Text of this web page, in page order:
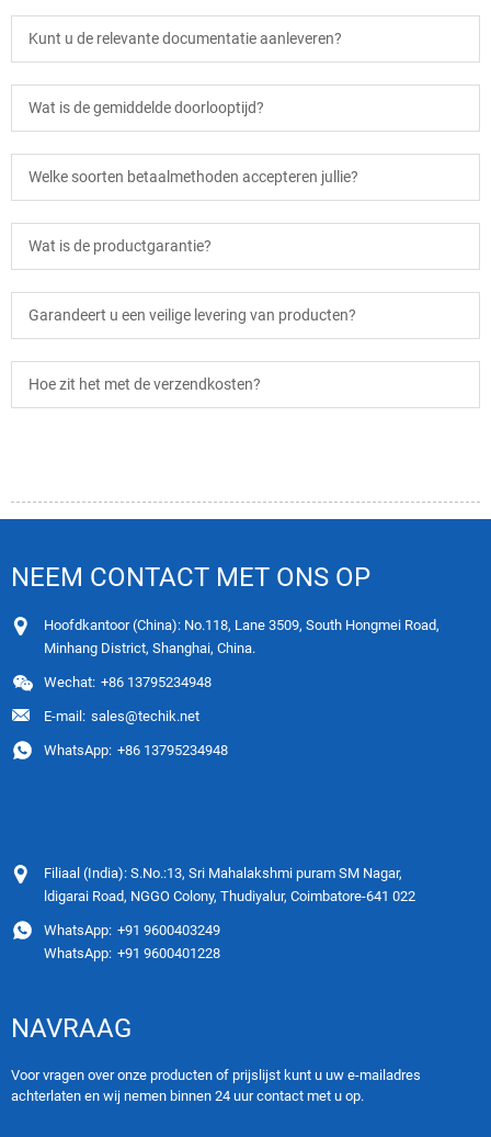
Kunt u de relevante documentatie aanleveren?
Wat is de gemiddelde doorlooptijd?
Welke soorten betaalmethoden accepteren jullie?
Wat is de productgarantie?
Garandeert u een veilige levering van producten?
Hoe zit het met de verzendkosten?
NEEM CONTACT MET ONS OP
Hoofdkantoor (China): No.118, Lane 3509, South Hongmei Road,
Minhang District, Shanghai, China.
Wechat: +86 13795234948
E-mail: sales@techik.net
WhatsApp: +86 13795234948
Filiaal (India): S.No.:13, Sri Mahalakshmi puram SM Nagar,
ldigarai Road, NGGO Colony, Thudiyalur, Coimbatore-641 022
WhatsApp: +91 9600403249
WhatsApp: +91 9600401228
NAVRAAG
Voor vragen over onze producten of prijslijst kunt u uw e-mailadres
achterlaten en wij nemen binnen 24 uur contact met u op.